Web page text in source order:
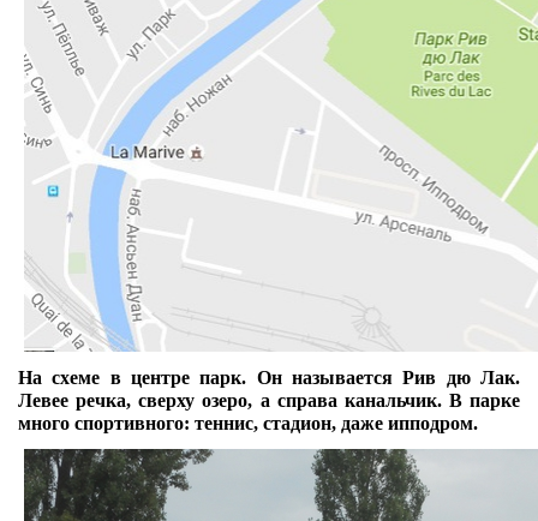
На схеме в центре парк. Он называется Рив дю Лак.
Левее речка, сверху озеро, а справа канальчик. В парке
много спортивного: теннис, стадион, даже ипподром.